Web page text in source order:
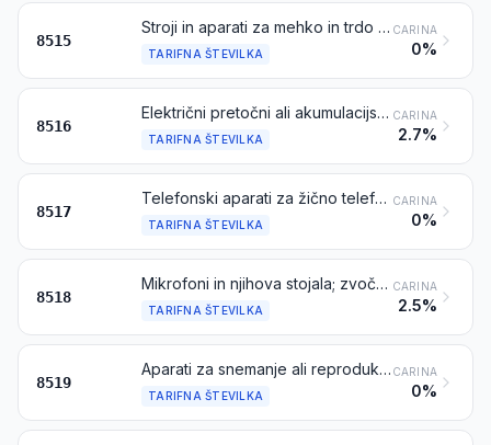
8515
Stroji in aparati za mehko in trdo spajkanje ali varjenje, električni (vključno z električno segrevalnim plinom), laserski ali na principu druge svetlobe ali fotonskega snopa, ultrazvoka, elektronskega snopa, magnetnih impulzov ali plazemskega obloka, vključno s tistimi, s katerimi se lahko reže; električni stroji in aparati za vroče brizganje kovin ali kermetov
TARIFNA ŠTEVILKA
CARINA
0%
8516
Električni pretočni ali akumulacijski grelniki vode in potopni grelniki; električni aparati za ogrevanje prostorov in električne naprave za ogrevanje tal; elektrotermični aparati za urejanje las (npr. aparati za sušenje las, aparati za kodranje las idr.) in aparati za sušenje rok; električni likalniki; druge gospodinjske elektrotermične naprave; električni grelni upori, razen tistih iz tarifne številke 8545
TARIFNA ŠTEVILKA
CARINA
2.7%
8517
Telefonski aparati za žično telefonijo, vključno pametni telefoni in drugi telefonski aparati za mobilno telefonijo in druga brezžična omrežja; drugi aparati za prenos ali sprejem glasu, slike ali drugih podatkov, vključno aparati za komunikacijo v žičnem ali brezžičnem omrežju (kot npr. lokalno ali prostrano omrežje), razen sprejemnikov in oddajnikov iz tarifnih številk 8443, 8525, 8527 ali 8528
TARIFNA ŠTEVILKA
CARINA
0%
8518
Mikrofoni in njihova stojala; zvočniki, vključno z zvočniki v zvočnih ohišjih; naglavne slušalke in ušesne slušalke, kombinirane z mikrofonom ali ne, in kompleti, ki sestojijo iz mikrofona in enega ali več zvočnikov; avdiofrekvenčni električni ojačevalniki; električni sestavi za ojačevanje zvoka
TARIFNA ŠTEVILKA
CARINA
2.5%
8519
Aparati za snemanje ali reprodukcijo zvoka
TARIFNA ŠTEVILKA
CARINA
0%